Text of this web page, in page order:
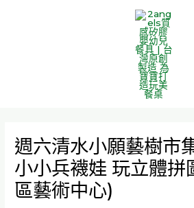
週六清水小願藝樹市
小小兵襪娃 玩立體拼
區藝術中心)